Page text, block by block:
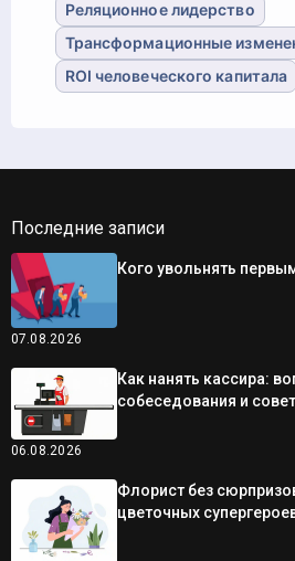
Реляционное лидерство
Трансформационные
ROI человеческого капитала
Последние записи
07.08.2026
Кого увольнять
06.08.2026
Как нанять кассира:
собеседования и
Флорист без
цветочных